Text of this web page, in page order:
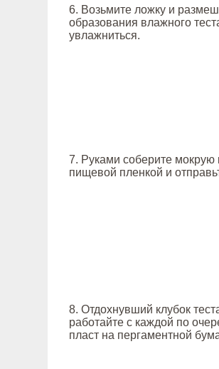
6. Возьмите ложку и
образования влажного
увлажниться.
7. Руками соберите мокрую
пищевой пленкой и
8. Отдохнувший клубок
работайте с каждой по
пласт на пергаментной